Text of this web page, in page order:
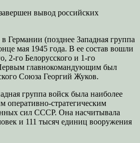
вывод российских
Германии (позднее Западная группа
мая 1945 года. В ее состав вошли
2-го Белорусского и 1-го
главнокомандующим был
Союза Георгий Жуков.
группа войск была наиболее
стратегическим
сил СССР. Она насчитывала
и 111 тысяч единиц вооружения